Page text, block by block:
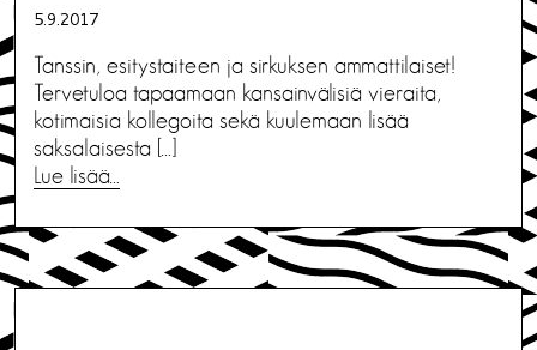
5.9.2017
Tanssin, esitystaiteen ja sirkuksen ammattilaiset!
Tervetuloa tapaamaan kansainvälisiä vieraita,
kotimaisia kollegoita sekä kuulemaan lisää
saksalaisesta […]
Lue lisää…